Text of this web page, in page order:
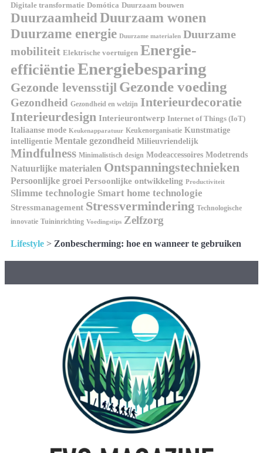
Digitale transformatie Domótica Duurzaam bouwen
DuurzaamheidDuurzaam wonen
Duurzame energie Duurzame materialen Duurzame
mobiliteit Elektrische voertuigen Energie-
efficiëntieEnergiebesparing
Gezonde levensstijl Gezonde voeding
Gezondheid Gezondheid en welzijn Interieurdecoratie
Interieurdesign Interieurontwerp Internet of Things (IoT)
Italiaanse mode Keukenapparatuur Keukenorganisatie Kunstmatige
intelligentie Mentale gezondheid Milieuvriendelijk
Mindfulness Minimalistisch design Modeaccessoires Modetrends
Natuurlijke materialen Ontspanningstechnieken
Persoonlijke groei Persoonlijke ontwikkeling Productiviteit
Slimme technologie Smart home technologie
Stressmanagement Stressvermindering Technologische
innovatie Tuininrichting Voedingstips Zelfzorg
Lifestyle > Zonbescherming: hoe en wanneer te gebruiken